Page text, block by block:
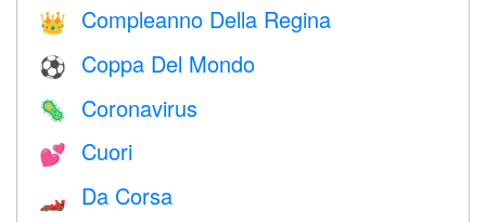
👑 Compleanno Della Regina
⚽ Coppa Del Mondo
🦠 Coronavirus
💕 Cuori
🏎 Da Corsa